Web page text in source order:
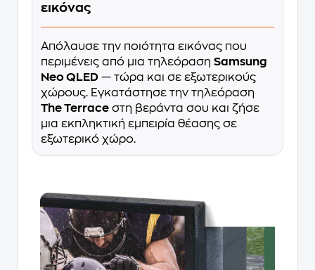
εικόνας
Απόλαυσε την ποιότητα εικόνας που
περιμένεις από μια τηλεόραση Samsung
Neo QLED — τώρα και σε εξωτερικούς
χώρους. Εγκατάστησε την τηλεόραση
The Terrace στη βεράντα σου και ζήσε
μια εκπληκτική εμπειρία θέασης σε
εξωτερικό χώρο.